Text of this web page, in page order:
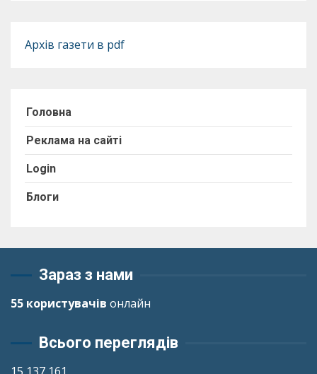
Архів газети в pdf
Головна
Реклама на сайті
Login
Блоги
Зараз з нами
55 користувачів онлайн
Всього переглядів